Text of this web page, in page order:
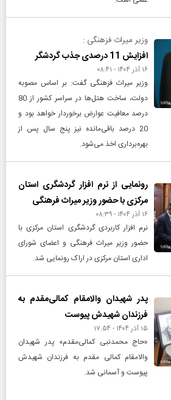
وزیر میراث فزهنگی :
افزایش 11 درصدی جذب گردشگر
۱۶ آذر ۱۴۰۴ - ۰۸:۴۱
وزیر میراث فزهنگی گفت: بر اساس مصوبه
دولت، ساخت هتل‌ها در سراسر کشور از 80
درصد معافیت عوارض برخوردار خواهد بود و
20 درصد باقی‌مانده نیز پنج سال پس از
بهره‌برداری اخذ می‌شود.
رونمایی از نرم افزار گردشگری استان
مرکزی با حضور وزیر میراث فرهنگی
۱۶ آذر ۱۴۰۴ - ۰۸:۳۹
نرم افزار کاربردی گردشگری استان مرکزی با
حضور وزیر میراث فرهنگی و اعضای شورای
اداری استان مرکزی در اراک رونمایی شد.
پدر شهیدان والامقام کمالی‌مقدم به
فرزندان شهیدش پیوست
۱۵ آذر ۱۴۰۴ - ۱۷:۵۴
«حاج محمدنبی کمالی‌مقدم» پدر شهیدان
والامقام کمالی مقدم به فرزندان شهیدش
پیوست و آسمانی شد.